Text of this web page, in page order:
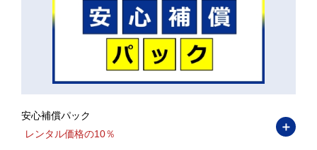
安心補償パック
レンタル価格の10％
＋